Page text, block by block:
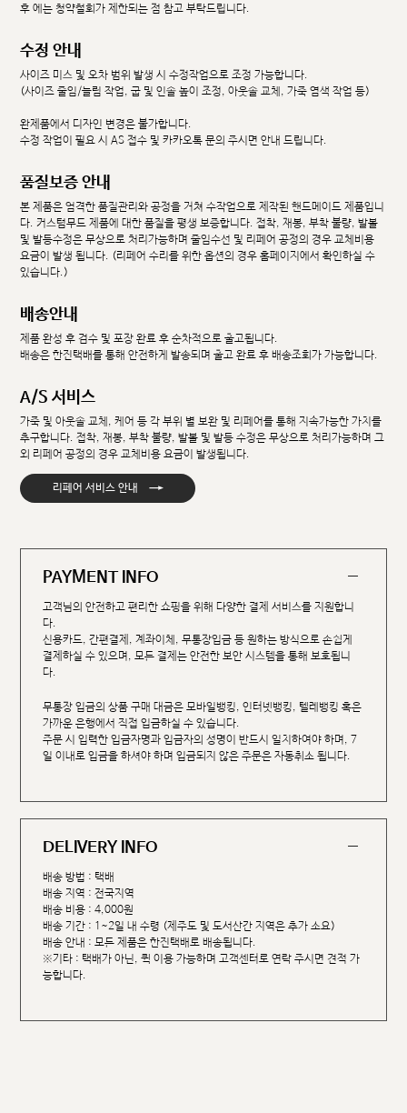
후 에는 청약철회가 제한되는 점 참고 부탁드립니다.
수정 안내
사이즈 미스 및 오차 범위 발생 시 수정작업으로 조정 가능합니다.
(사이즈 줄임/늘림 작업, 굽 및 인솔 높이 조정, 아웃솔 교체, 가죽 염색 작업 등)
완제품에서 디자인 변경은 불가합니다.
수정 작업이 필요 시 AS 접수 및 카카오톡 문의 주시면 안내 드립니다.
품질보증 안내
본 제품은 엄격한 품질관리와 공정을 거쳐 수작업으로 제작된 핸드메이드 제품입니
다. 커스텀무드 제품에 대한 품질을 평생 보증합니다. 접착, 재봉, 부착 불량, 발볼
및 발등수정은 무상으로 처리가능하며 줄임수선 및 리페어 공정의 경우 교체비용
요금이 발생 됩니다. (리페어 수리를 위한 옵션의 경우 홈페이지에서 확인하실 수
있습니다.)
배송안내
제품 완성 후 검수 및 포장 완료 후 순차적으로 출고됩니다.
배송은 한진택배를 통해 안전하게 발송되며 출고 완료 후 배송조회가 가능합니다.
A/S 서비스
가죽 및 아웃솔 교체, 케어 등 각 부위 별 보완 및 리페어를 통해 지속가능한 가치를
추구합니다. 접착, 재봉, 부착 불량, 발볼 및 발등 수정은 무상으로 처리가능하며 그
외 리페어 공정의 경우 교체비용 요금이 발생됩니다.
리페어 서비스 안내 →
PAYMENT INFO
고객님의 안전하고 편리한 쇼핑을 위해 다양한 결제 서비스를 지원합니
다.
신용카드, 간편결제, 계좌이체, 무통장입금 등 원하는 방식으로 손쉽게
결제하실 수 있으며, 모든 결제는 안전한 보안 시스템을 통해 보호됩니
다.
무통장 입금의 상품 구매 대금은 모바일뱅킹, 인터넷뱅킹, 텔레뱅킹 혹은
가까운 은행에서 직접 입금하실 수 있습니다.
주문 시 입력한 입금자명과 입금자의 성명이 반드시 일치하여야 하며, 7
일 이내로 입금을 하셔야 하며 입금되지 않은 주문은 자동취소 됩니다.
DELIVERY INFO
배송 방법 : 택배
배송 지역 : 전국지역
배송 비용 : 4,000원
배송 기간 : 1~2일 내 수령 (제주도 및 도서산간 지역은 추가 소요)
배송 안내 : 모든 제품은 한진택배로 배송됩니다.
※기타 : 택배가 아닌, 퀵 이용 가능하며 고객센터로 연락 주시면 견적 가
능합니다.